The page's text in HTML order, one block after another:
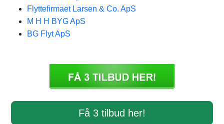
Flyttefirmaet Larsen & Co. ApS
M H H BYG ApS
BG Flyt ApS
Få 3 tilbud her!